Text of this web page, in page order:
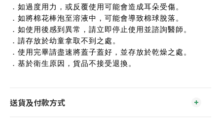
．如過度用力，或反覆使用可能會造成耳朵受傷。
．如將棉花棒泡至溶液中，可能會導致棉球脫落。
．如使用後感到異常，請立即停止使用並諮詢醫師。
．請存放於幼童拿取不到之處。
．使用完畢請盡速將蓋子蓋好，並存放於乾燥之處。
．基於衛生原因，貨品不接受退換。
送貨及付款方式